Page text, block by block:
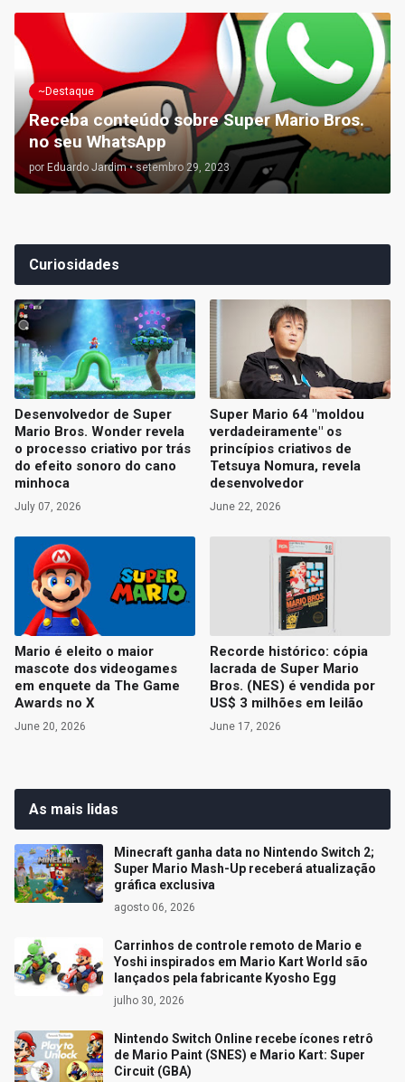
~Destaque
Receba conteúdo sobre Super Mario Bros.
no seu WhatsApp
por Eduardo Jardim • setembro 29, 2023
Curiosidades
Desenvolvedor de Super
Mario Bros. Wonder revela
o processo criativo por trás
do efeito sonoro do cano
minhoca
July 07, 2026
Super Mario 64 "moldou
verdadeiramente" os
princípios criativos de
Tetsuya Nomura, revela
desenvolvedor
June 22, 2026
Mario é eleito o maior
mascote dos videogames
em enquete da The Game
Awards no X
June 20, 2026
Recorde histórico: cópia
lacrada de Super Mario
Bros. (NES) é vendida por
US$ 3 milhões em leilão
June 17, 2026
As mais lidas
Minecraft ganha data no Nintendo Switch 2;
Super Mario Mash-Up receberá atualização
gráfica exclusiva
agosto 06, 2026
Carrinhos de controle remoto de Mario e
Yoshi inspirados em Mario Kart World são
lançados pela fabricante Kyosho Egg
julho 30, 2026
Nintendo Switch Online recebe ícones retrô
de Mario Paint (SNES) e Mario Kart: Super
Circuit (GBA)